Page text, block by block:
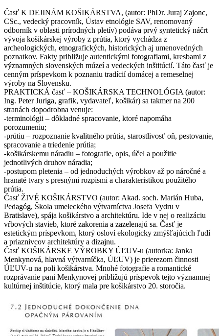
Časť K DEJINÁM KOŠIKÁRSTVA, (autor: PhDr. Juraj Zajonc,
CSc., vedecký pracovník, Ústav etnológie SAV, renomovaný
odborník v oblasti prírodných pletív) podáva prvý syntetický náčrt
vývoja košikárskej výroby z prútia, ktorý vychádza z
archeologických, etnografických, historických aj umenovedných
poznatkov. Fakty približuje autentickými fotografiami, kresbami z
významných slovenských múzeí a vedeckých inštitúcií. Táto časť je
cenným príspevkom k poznaniu tradícií domácej a remeselnej
výroby na Slovensku.
PRAKTICKÁ časť – KOŠIKÁRSKA TECHNOLÓGIA (autor:
Ing. Peter Juriga, grafik, vydavateľ, košikár) sa takmer na 200
stranách dopodrobna venuje:
-terminológii – dôkladné spracovanie, ktoré napomáha
porozumeniu;
-prútiu – rozpoznanie kvalitného prútia, starostlivosť oň, pestovanie,
spracovanie a triedenie prútia;
-košikárskemu náradiu – fotografie, opis, účel a použitie
jednotlivých druhov náradia;
-postupom pletenia – od jednoduchých výrobkov až po náročné a
hranaté tvary s presnými rozpismi a charakteristikou použitého
prútia.
Časť ŽIVÉ KOŠIKÁRSTVO (autor: Akad. soch. Marián Huba,
Pedagóg, Škola umeleckého výtvarníctva Josefa Vydru v
Bratislave), spája košikárstvo a architektúru. Ide v nej o realizáciu
vŕbových stavieb, ktoré zakorenia a zazelenajú sa. Časť je
estetickým príspevkom, ktorý osloví ekologicky zmýšľajúcich ľudí
a priaznivcov architektúry a dizajnu.
Časť KOŠIKÁRSKE VÝROBKY ÚĽUV-u (autorka: Janka
Menkynová, hlavná výtvarníčka, ÚĽUV) je prierezom činnosti
ÚĽUV-u na poli košikárstva. Mnohé fotografie a romantické
rozprávanie pani Menkynovej približujú príspevok tejto významnej
kultúrnej inštitúcie, ktorý mala pre košikárstvo 20. storočia.